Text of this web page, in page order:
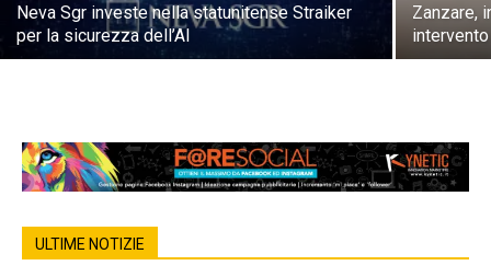
Neva Sgr investe nella statunitense Straiker
per la sicurezza dell’AI
Zanzare,
intervento
ULTIME NOTIZIE